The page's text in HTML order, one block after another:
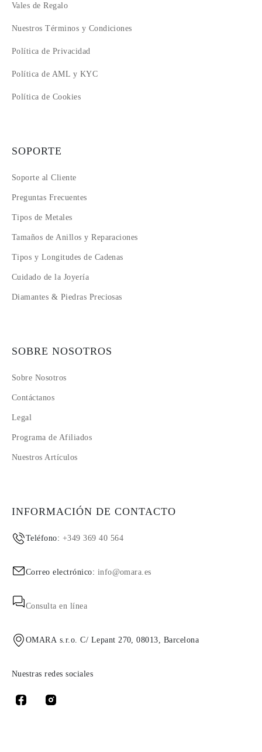
Vales de Regalo
Nuestros Términos y Condiciones
Política de Privacidad
Política de AML y KYC
Política de Cookies
SOPORTE
Soporte al Cliente
Preguntas Frecuentes
Tipos de Metales
Tamaños de Anillos y Reparaciones
Tipos y Longitudes de Cadenas
Cuidado de la Joyería
Diamantes & Piedras Preciosas
SOBRE NOSOTROS
Sobre Nosotros
Contáctanos
Legal
Programa de Afiliados
Nuestros Artículos
INFORMACIÓN DE CONTACTO
Teléfono: +349 369 40 564
Correo electrónico: info@omara.es
Consulta en línea
OMARA s.r.o. C/ Lepant 270, 08013, Barcelona
Nuestras redes sociales